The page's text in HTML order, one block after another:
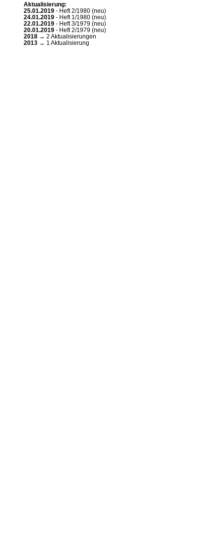
Aktualisierung:
25.01.2019 - Heft 2/1980 (neu)
24.01.2019 - Heft 1/1980 (neu)
22.01.2019 - Heft 3/1979 (neu)
20.01.2019 - Heft 2/1979 (neu)
2018 → 2 Aktualisierungen
2013 → 1 Aktualisierung